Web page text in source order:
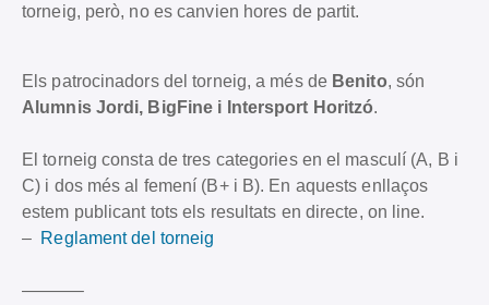
torneig, però, no es canvien hores de partit.
Els patrocinadors del torneig, a més de Benito, són
Alumnis Jordi, BigFine i Intersport Horitzó.
El torneig consta de tres categories en el masculí (A, B i
C) i dos més al femení (B+ i B). En aquests enllaços
estem publicant tots els resultats en directe, on line.
– Reglament del torneig
———–